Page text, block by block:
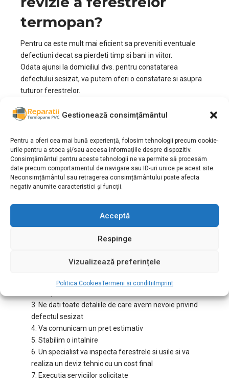
Gestionează consimțământul
Pentru a oferi cea mai bună experiență, folosim tehnologii precum cookie-
urile pentru a stoca și/sau accesa informațiile despre dispozitiv.
Consimțământul pentru aceste tehnologii ne va permite să procesăm
date precum comportamentul de navigare sau ID-uri unice pe acest site.
Neconsimțământul sau retragerea consimțământului poate afecta
negativ anumite caracteristici și funcții.
Acceptă
Respinge
Vizualizează preferințele
Politica CookiesTermeni si conditii Imprint
termopan?
Pentru ca este mult mai eficient sa preveniti eventuale
defectiuni decat sa pierdeti timp si bani in viitor.
Odata ajunsi la domiciliul dvs. pentru constatarea
defectului sesizat, va putem oferi o constatare si asupra
tuturor ferestrelor.
si mai usor sa prevenim anumite probleme care pot
timpului defectiunile aparute si neremediate pot costa
mai mult.
Aceasta constatare asupra tuturor ferestrelor este
GRATUITA, daca locuiti in zonaUniriisi daca optati sa
remediati defectele gasite.
Cum decurge procesul
de Reparatii Termopane
in Bucuresti – Unirii
2. Ne confirmati ca locuiti in Bucuresti si doriti reparatii
3. Ne dati toate detaliile de care avem nevoie privind
defectul sesizat
4. Va comunicam un pret estimativ
5. Stabilim o intalnire
6. Un specialist va inspecta ferestrele si usile si va
realiza un deviz tehnic cu un cost final
7. Executia serviciilor solicitate